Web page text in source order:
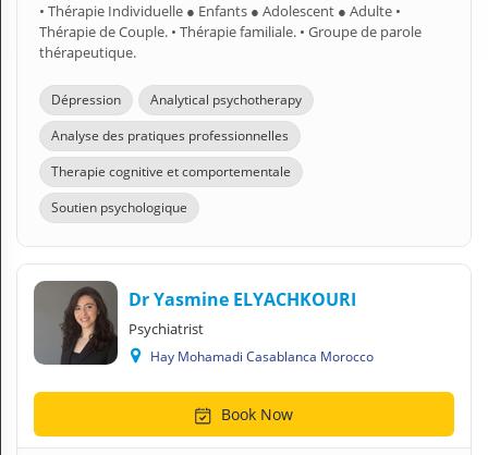
• Thérapie Individuelle ● Enfants ● Adolescent ● Adulte •
Thérapie de Couple. • Thérapie familiale. • Groupe de parole
thérapeutique.
Dépression
Analytical psychotherapy
Analyse des pratiques professionnelles
Therapie cognitive et comportementale
Soutien psychologique
Dr Yasmine ELYACHKOURI
Psychiatrist
Hay Mohamadi Casablanca Morocco
Book Now